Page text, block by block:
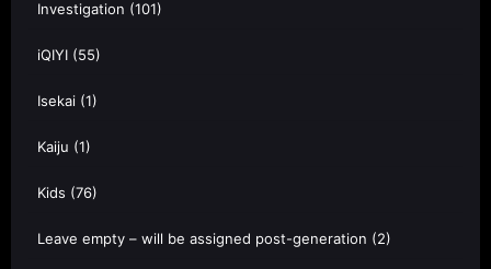
Investigation (101)
iQIYI (55)
Isekai (1)
Kaiju (1)
Kids (76)
Leave empty – will be assigned post-generation (2)